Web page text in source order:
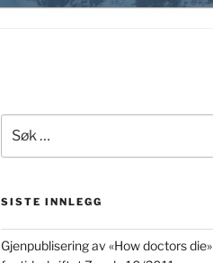
etter:
SISTE INNLEGG
Gjenpublisering av «How doctors die»